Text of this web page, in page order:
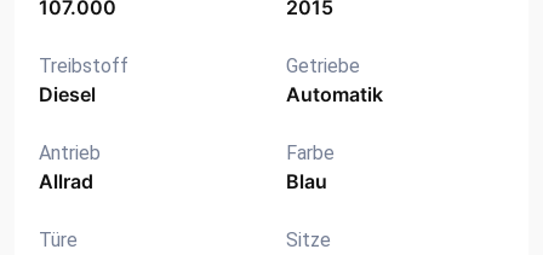
107.000 2015
Treibstoff
Diesel
Getriebe
Automatik
Antrieb
Allrad
Farbe
Blau
Türe Sitze